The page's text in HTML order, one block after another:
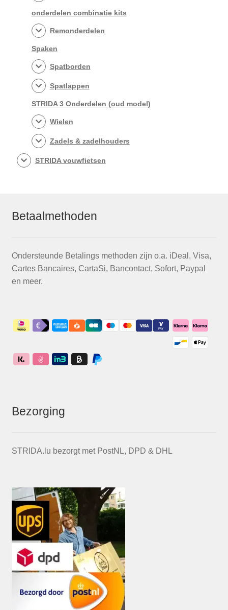
onderdelen combinatie kits
Remonderdelen
Spaken
Spatborden
Spatlappen
STRIDA 3 Onderdelen (oud model)
Wielen
Zadels & zadelhouders
STRIDA vouwfietsen
Betaalmethoden
Ondersteunde Betalings methoden zijn o.a. iDeal, Visa,
Cartes Bancaires, CartaSi, Bancontact, Sofort, Paypal
en meer.
Bezorging
STRIDA.lu bezorgt met PostNL, DPD & DHL